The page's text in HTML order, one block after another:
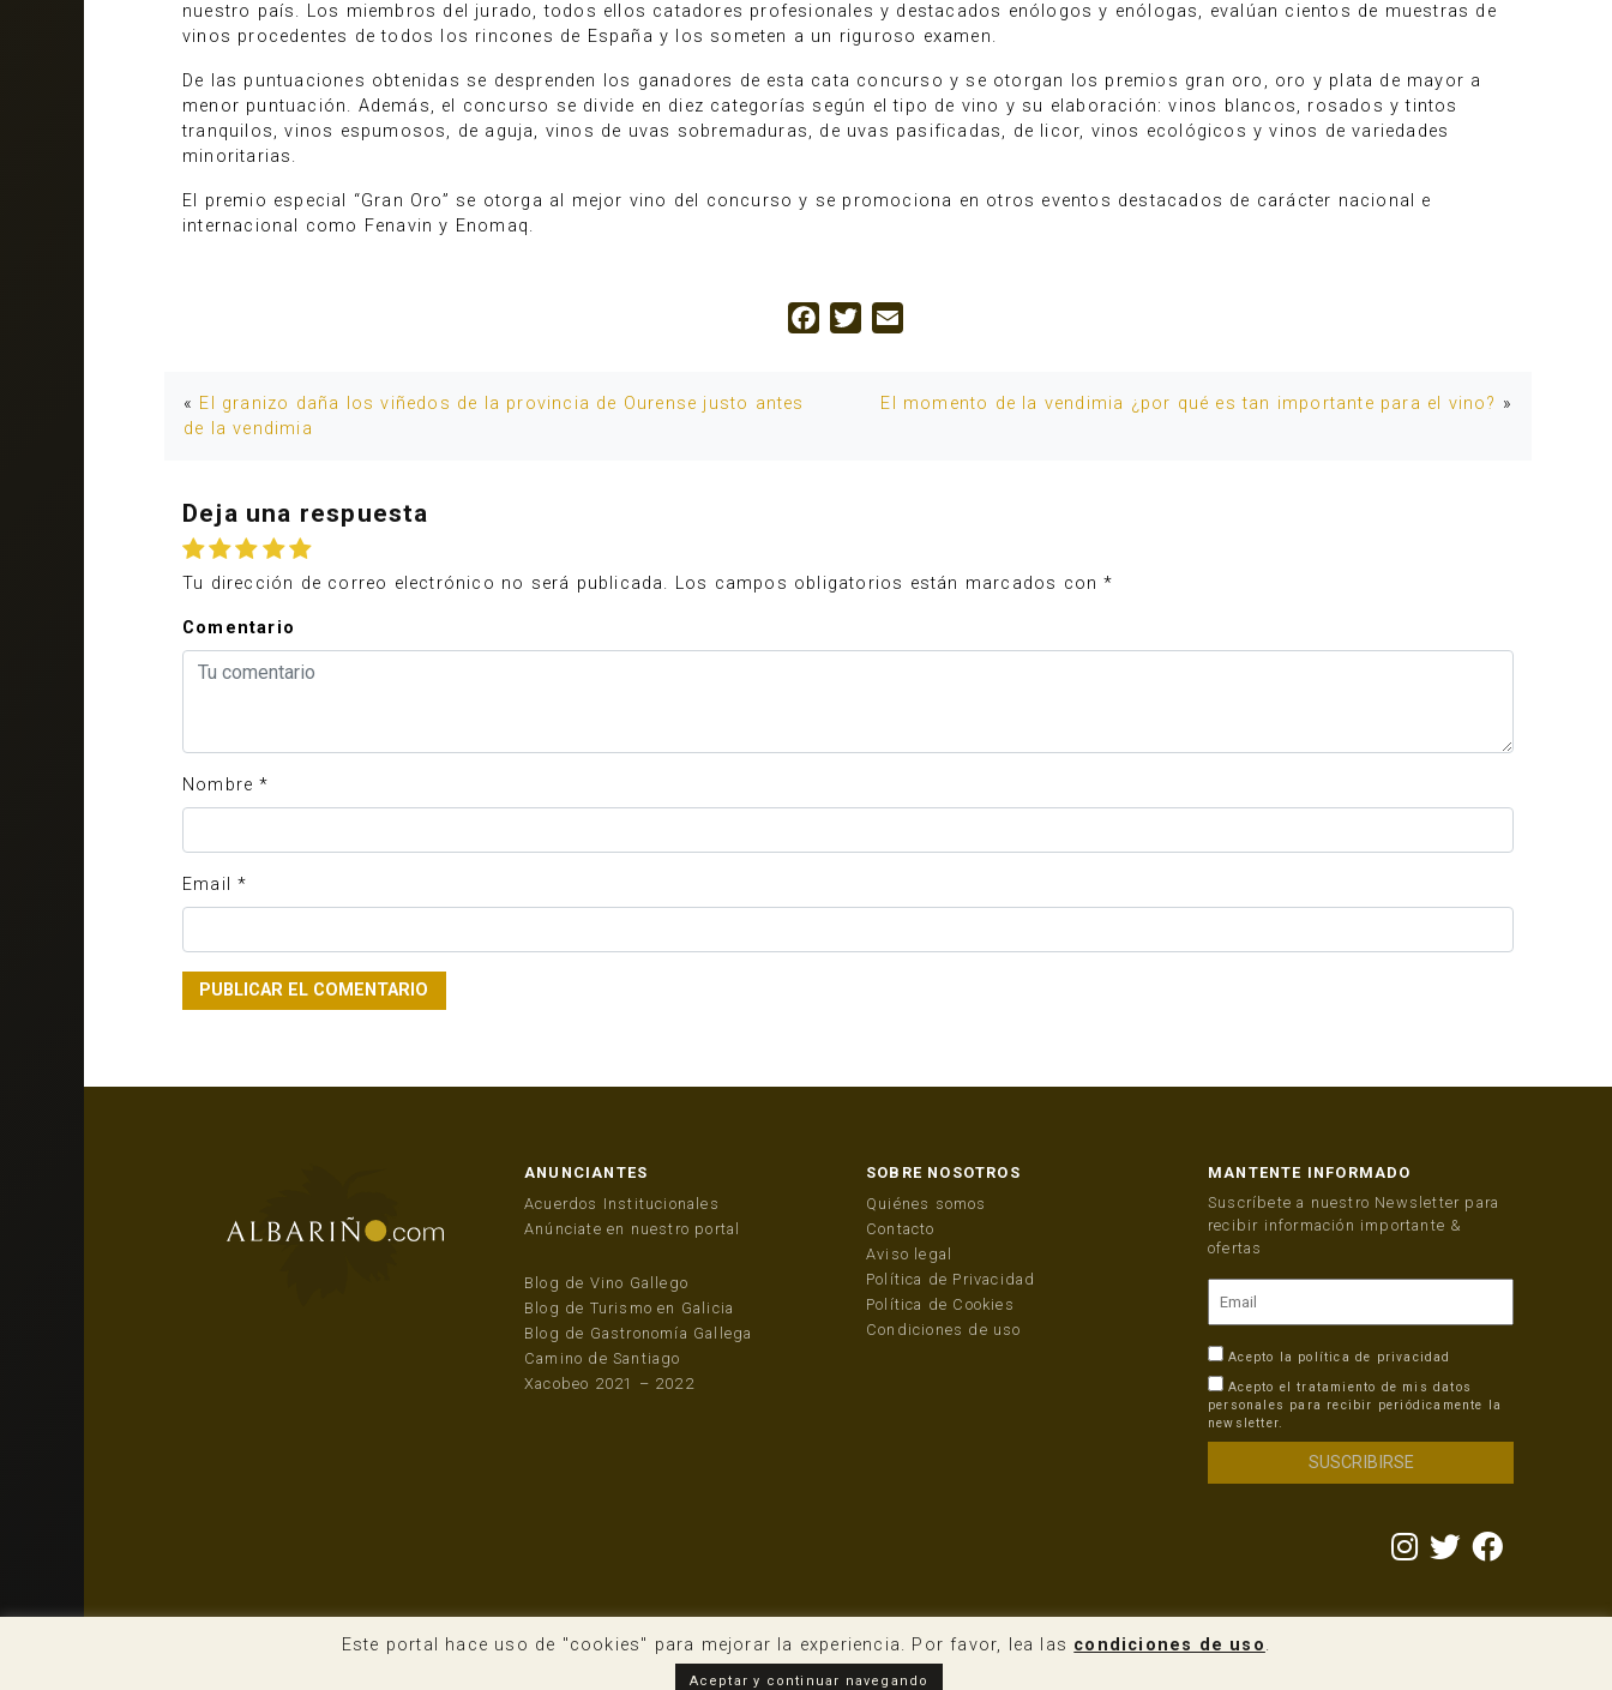
nuestro país. Los miembros del jurado, todos ellos catadores profesionales y destacados enólogos y enólogas, evalúan cientos de muestras de
vinos procedentes de todos los rincones de España y los someten a un riguroso examen.
De las puntuaciones obtenidas se desprenden los ganadores de esta cata concurso y se otorgan los premios gran oro, oro y plata de mayor a
menor puntuación. Además, el concurso se divide en diez categorías según el tipo de vino y su elaboración: vinos blancos, rosados y tintos
tranquilos, vinos espumosos, de aguja, vinos de uvas sobremaduras, de uvas pasificadas, de licor, vinos ecológicos y vinos de variedades
minoritarias.
El premio especial “Gran Oro” se otorga al mejor vino del concurso y se promociona en otros eventos destacados de carácter nacional e
internacional como Fenavin y Enomaq.
Facebook
Twitter
« El granizo daña los viñedos de la provincia de Ourense justo antes
de la vendimia
El momento de la vendimia ¿por qué es tan importante para el vino? »
Deja una respuesta
Tu dirección de correo electrónico no será publicada. Los campos obligatorios están marcados con*
Comentario
Nombre *
Email *
ANUNCIANTES
Acuerdos Institucionales
Anúnciate en nuestro portal
Blog de Vino Gallego
Blog de Turismo en Galicia
Blog de Gastronomía Gallega
Camino de Santiago
Xacobeo 2021 – 2022
SOBRE NOSOTROS
Quiénes somos
Contacto
Aviso legal
Política de Privacidad
Política de Cookies
Condiciones de uso
MANTENTE INFORMADO
Suscríbete a nuestro Newsletter para
recibir información importante &
ofertas
Acepto la política de privacidad
Acepto el tratamiento de mis datos
personales para recibir periódicamente la
newsletter.
© Todos los derechos reservados | Albariño.com
Este portal hace uso de "cookies" para mejorar la experiencia. Por favor, lea las condiciones de uso.
Aceptar y continuar navegando